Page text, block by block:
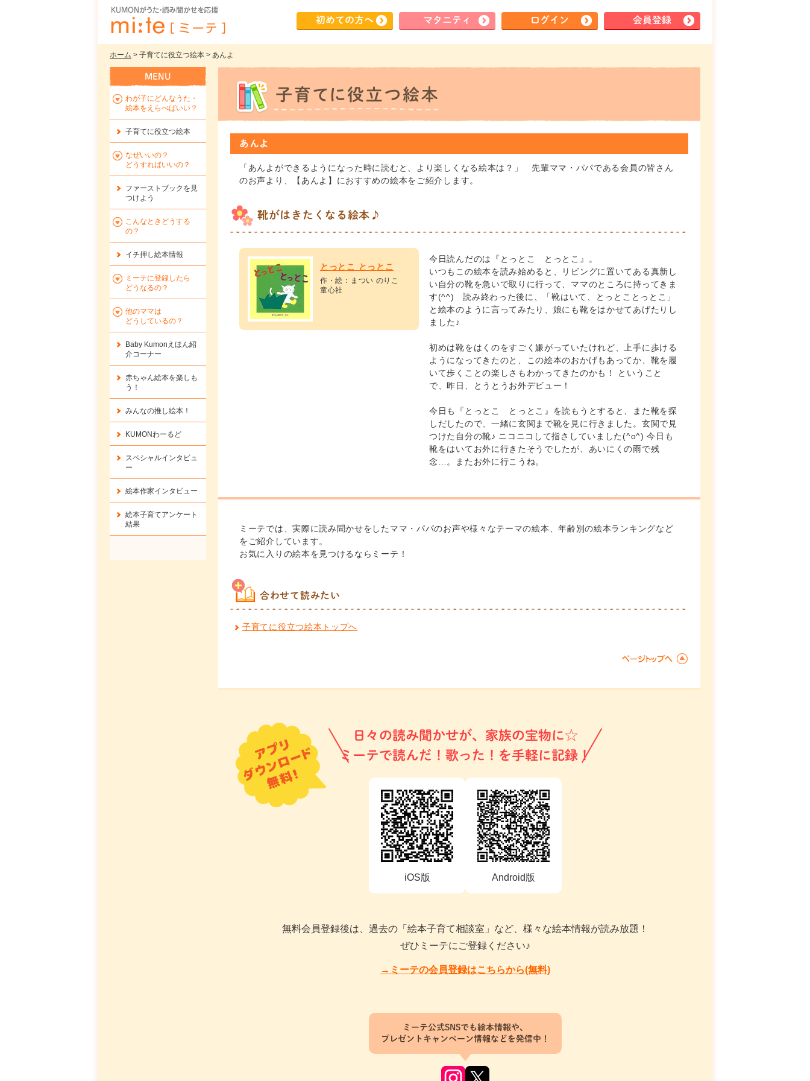
初めての方へ マタ ニティ ログイン 会員登録
ホーム > 子育てに役立つ絵本 > あんよ
あんよ
「あんよができるようになった時に読むと、より楽しくなる絵本は？」 先輩ママ・パパである会員の皆さん
のお声より、【あんよ】におすすめの絵本をご紹介します。
靴がはきたくなる絵本♪
とっとこ とっとこ
作・絵：まつい のりこ
童心社
今日読んだのは『とっとこ とっとこ』。
いつもこの絵本を読み始めると、リビングに置いてある真新し
い自分の靴を急いで取りに行って、ママのところに持ってきま
す(^^) 読み終わった後に、「靴はいて、とっとことっとこ」
と絵本のように言ってみたり、娘にも靴をはかせてあげたりし
ました♪
初めは靴をはくのをすごく嫌がっていたけれど、上手に歩ける
ようになってきたのと、この絵本のおかげもあってか、靴を履
いて歩くことの楽しさもわかってきたのかも！ ということ
で、昨日、とうとうお外デビュー！
今日も『とっとこ とっとこ』を読もうとすると、また靴を探
しだしたので、一緒に玄関まで靴を見に行きました。玄関で見
つけた自分の靴♪ ニコニコして指さしていました(^o^) 今日も
靴をはいてお外に行きたそうでしたが、あいにくの雨で残
念…。またお外に行こうね。
ミーテでは、実際に読み聞かせをしたママ・パパのお声や様々なテーマの絵本、年齢別の絵本ランキングなど
をご紹介しています。
お気に入りの絵本を見つけるならミーテ！
合わせて読みたい
子育てに役立つ絵本トップへ
わが子にどんなうた・
絵本をえらべばいい？
子育てに役立つ絵本
なぜいいの？
どうすればいいの？
ファーストブックを 見
つけよう
こんなときどうする
の？
イチ押し絵本情報
ミーテに登録したら
どうなるの？
他のママは
どうしているの？
Baby Kumonえほん紹
介コーナー
赤ちゃん絵本を楽しも
う！
みんなの推し絵本！
KUMONわーるど
スペシャルインタビュ
ー
絵本作家インタビュー
絵本子育てアンケート
結果
日々の読み聞かせが、家族の宝物に☆
ミーテで読んだ！歌った！を手軽に記録！
iOS版 Android版
無料会員登録後は、過去の「絵本子育て相談室」など、様々な絵本情報が読み放題！
ぜひミーテにご登録ください♪
→ミーテの会員登録はこちらから(無料)
ミーテ公式SNSでも絵本情報や、
プレゼントキャンペーン情報などを発信中！